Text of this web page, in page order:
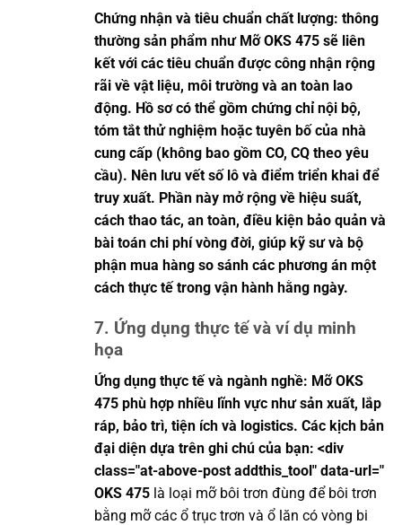
Chứng nhận và tiêu chuẩn chất lượng: thông
thường sản phẩm như Mỡ OKS 475 sẽ liên
kết với các tiêu chuẩn được công nhận rộng
rãi về vật liệu, môi trường và an toàn lao
động. Hồ sơ có thể gồm chứng chỉ nội bộ,
tóm tắt thử nghiệm hoặc tuyên bố của nhà
cung cấp (không bao gồm CO, CQ theo yêu
cầu). Nên lưu vết số lô và điểm triển khai để
truy xuất. Phần này mở rộng về hiệu suất,
cách thao tác, an toàn, điều kiện bảo quản và
bài toán chi phí vòng đời, giúp kỹ sư và bộ
phận mua hàng so sánh các phương án một
cách thực tế trong vận hành hằng ngày.
7. Ứng dụng thực tế và ví dụ minh
họa
Ứng dụng thực tế và ngành nghề: Mỡ OKS
475 phù hợp nhiều lĩnh vực như sản xuất, lắp
ráp, bảo trì, tiện ích và logistics. Các kịch bản
đại diện dựa trên ghi chú của bạn: <div
class="at-above-post addthis_tool" data-url="
OKS 475là loại mỡ bôi trơn đùng để bôi trơn
bằng mỡ các ổ trục trơn và ổ lăn có vòng bi